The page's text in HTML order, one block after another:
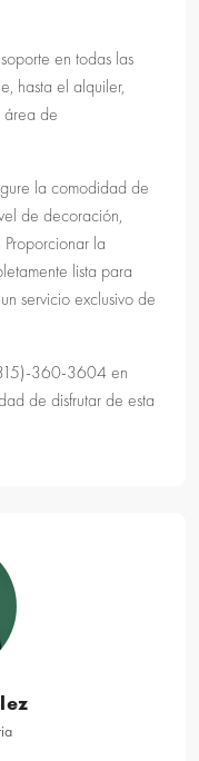
en todas las
hasta el alquiler,
área de
la comodidad de
de decoración,
la
lista para
servicio exclusivo de
360-3604 en
de disfrutar de esta